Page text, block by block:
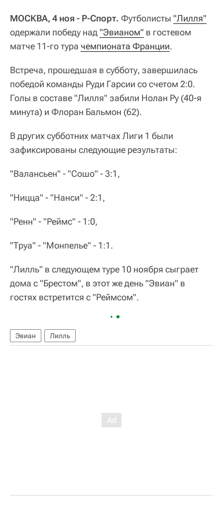
МОСКВА, 4 ноя - Р-Спорт. Футболисты "Лилля"
одержали победу над"Эвианом" в гостевом
матче 11-го тура чемпионата Франции.
Встреча, прошедшая в субботу, завершилась
победой команды Руди Гарсии со счетом 2:0.
Голы в составе "Лилля" забили Нолан Ру (40-я
минута) и Флоран Бальмон (62).
В других субботних матчах Лиги 1 были
зафиксированы следующие результаты:
"Валансьен" - "Сошо" - 3:1,
"Ницца" - "Нанси" - 2:1,
"Ренн" - "Реймс" - 1:0,
"Труа" - "Монпелье" - 1:1.
"Лилль" в следующем туре 10 ноября сыграет
дома с "Брестом", в этот же день "Эвиан" в
гостях встретится с "Реймсом".
Эвиан Лилль